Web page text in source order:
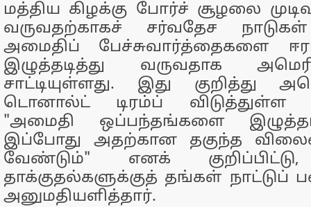
மத்திய கிழக்கு போர்ச் சூழலை
வருவதற்காகச் சர்வதேச
அமைதிப் பேச்சுவார்த்தைகளை
இழுத்தடித்து வருவதாக
சாட்டியுள்ளது. இது குறித்து
டொனால்ட் டிரம்ப் விடுத்துள்ள
"அமைதி ஒப்பந்தங்களை
இப்போது அதற்கான தகுந்த
வேண்டும்" எனக்
தாக்குதல்களுக்குத் தங்கள் நாட்டுப்
அனுமதியளித்தார்.